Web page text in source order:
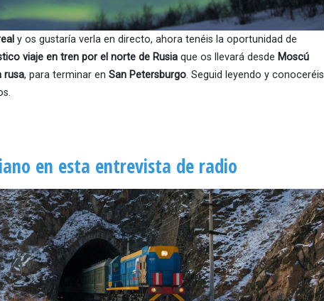
y os gustaría verla en directo, ahora tenéis la oportunidad de
viaje en tren por el norte de Rusia que os llevará desde Moscú
rusa, para terminar en San Petersburgo. Seguid leyendo y conoceréis
en esta entrevista de radio